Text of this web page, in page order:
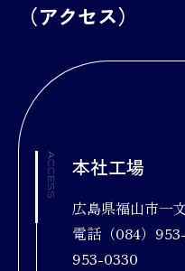
（アクセス）
ACCESS 本社工場
広島県福山市一
電話（084）
953-0330